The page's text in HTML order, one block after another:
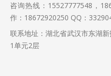
咨询热线：15527777548，
作：18672920250 QQ：
联系地址：湖北省武汉市东湖
1单元2层